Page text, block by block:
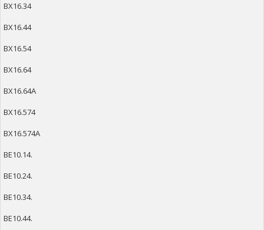
ВХ16.34
ВХ16.44
ВХ16.54
ВХ16.64
ВХ16.64А
ВХ16.574
ВХ16.574А
ВЕ10.14.
ВЕ10.24.
ВЕ10.34.
ВЕ10.44.